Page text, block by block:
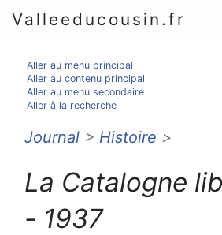
Valleeducousin.fr
Aller au menu principal
Aller au contenu principal
Aller au menu secondaire
Aller à la recherche
Journal > Histoire >
La Catalogne
- 1937